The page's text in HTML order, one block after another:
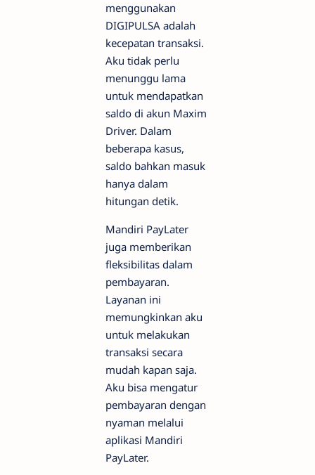
menggunakan
DIGIPULSA adalah
kecepatan transaksi.
Aku tidak perlu
menunggu lama
untuk mendapatkan
saldo di akun Maxim
Driver. Dalam
beberapa kasus,
saldo bahkan masuk
hanya dalam
hitungan detik.
Mandiri PayLater
juga memberikan
fleksibilitas dalam
pembayaran.
Layanan ini
memungkinkan aku
untuk melakukan
transaksi secara
mudah kapan saja.
Aku bisa mengatur
pembayaran dengan
nyaman melalui
aplikasi Mandiri
PayLater.